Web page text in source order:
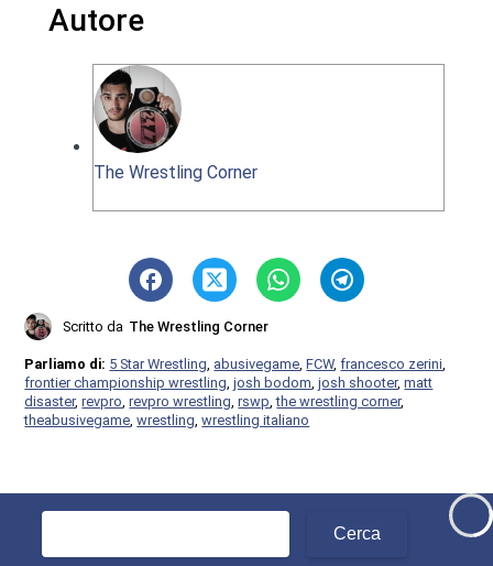
Autore
The Wrestling Corner
Scritto da The Wrestling Corner
Parliamo di: 5 Star Wrestling, abusivegame,FCW,francesco zerini,
frontier championship wrestling,josh bodom,josh shooter,matt
disaster,revpro,revpro wrestling,rswp,the wrestling corner,
theabusivegame,wrestling,wrestling italiano
Ricerca